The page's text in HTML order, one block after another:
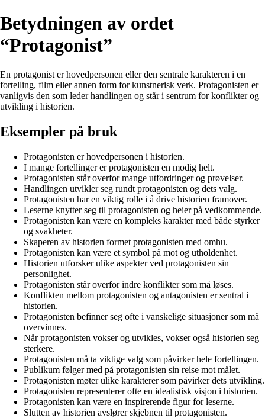
Betydningen av ordet
“Protagonist”
En protagonist er hovedpersonen eller den sentrale karakteren i en
fortelling, film eller annen form for kunstnerisk verk. Protagonisten er
vanligvis den som leder handlingen og står i sentrum for konflikter og
utvikling i historien.
Eksempler på bruk
Protagonisten er hovedpersonen i historien.
I mange fortellinger er protagonisten en modig helt.
Protagonisten står overfor mange utfordringer og prøvelser.
Handlingen utvikler seg rundt protagonisten og dets valg.
Protagonisten har en viktig rolle i å drive historien framover.
Leserne knytter seg til protagonisten og heier på vedkommende.
Protagonisten kan være en kompleks karakter med både styrker
og svakheter.
Skaperen av historien formet protagonisten med omhu.
Protagonisten kan være et symbol på mot og utholdenhet.
Historien utforsker ulike aspekter ved protagonisten sin
personlighet.
Protagonisten står overfor indre konflikter som må løses.
Konflikten mellom protagonisten og antagonisten er sentral i
historien.
Protagonisten befinner seg ofte i vanskelige situasjoner som må
overvinnes.
Når protagonisten vokser og utvikles, vokser også historien seg
sterkere.
Protagonisten må ta viktige valg som påvirker hele fortellingen.
Publikum følger med på protagonisten sin reise mot målet.
Protagonisten møter ulike karakterer som påvirker dets utvikling.
Protagonisten representerer ofte en idealistisk visjon i historien.
Protagonisten kan være en inspirerende figur for leserne.
Slutten av historien avslører skjebnen til protagonisten.